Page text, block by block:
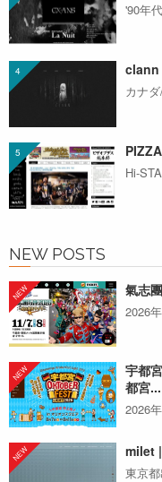
'90年
clann
カナ
Hi-
NEW POSTS
氣志
2026
宇都
都宮...
2026
milet
東京